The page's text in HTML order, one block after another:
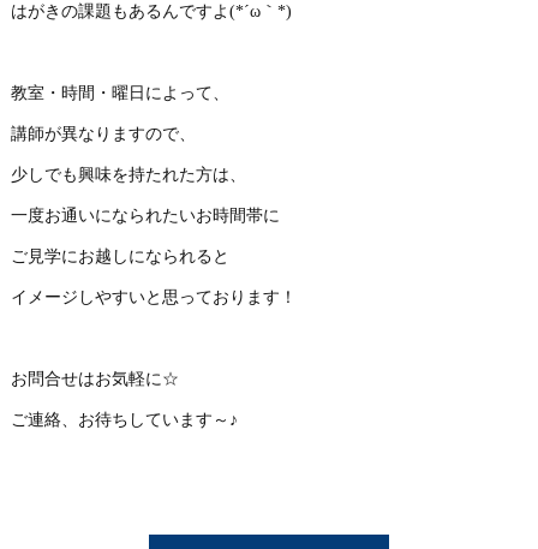
はがきの課題もあるんですよ(*´ω｀*)
教室・時間・曜日によって、
講師が異なりますので、
少しでも興味を持たれた方は、
一度お通いになられたいお時間帯に
ご見学にお越しになられると
イメージしやすいと思っております！
お問合せはお気軽に☆
ご連絡、お待ちしています～♪